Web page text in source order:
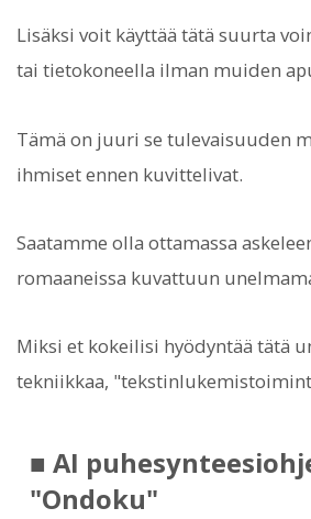
Lisäksi voit käyttää tätä suurta
tai tietokoneella ilman muiden
Tämä on juuri se tulevaisuuden
ihmiset ennen kuvittelivat.
Saatamme olla ottamassa
romaaneissa kuvattuun
Miksi et kokeilisi hyödyntää tätä
tekniikkaa,
■ AI
"Ondoku"